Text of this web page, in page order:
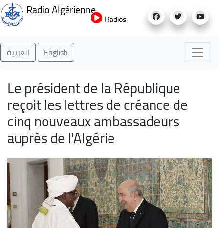
au
Radio Algérienne
Radios
العربية English
Le président de la République
reçoit les lettres de créance de
cinq nouveaux ambassadeurs
auprès de l'Algérie